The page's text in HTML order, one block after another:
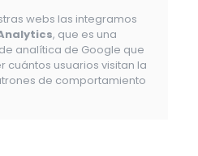
webs las integramos
, que es una
analítica de Google que
cuántos usuarios visitan la
de comportamiento